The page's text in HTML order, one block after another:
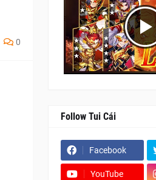
0
Follow Tui Cái
Facebook
YouTube